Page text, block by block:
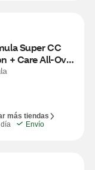
Super CC
+ Care All-Over
Medium
más tiendas
Envío